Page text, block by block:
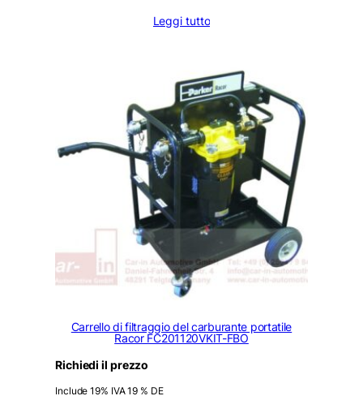
Leggi tutto
Carrello di filtraggio del carburante portatile
Racor FC201120VKIT-FBO
Richiedi il prezzo
Include 19% IVA 19 % DE